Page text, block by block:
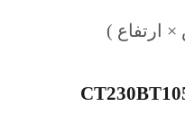
ارتفاع )